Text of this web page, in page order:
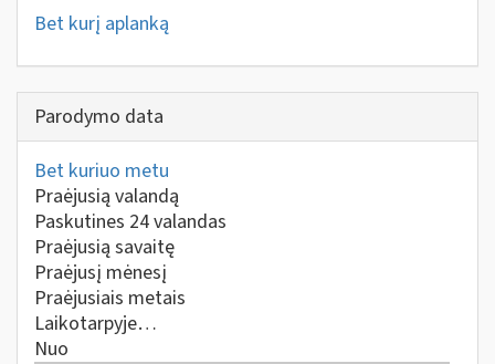
Bet kurį aplanką
Parodymo data
Bet kuriuo metu
Praėjusią valandą
Paskutines 24 valandas
Praėjusią savaitę
Praėjusį mėnesį
Praėjusiais metais
Laikotarpyje…
Nuo